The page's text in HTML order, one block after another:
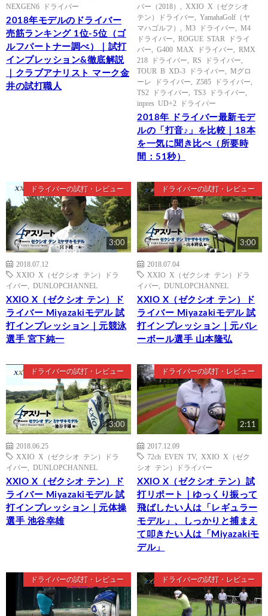
NEXGEN6 ドライバー
2018年モデルのドライバー
売筋ランキング 1位-5位（ゴ
ルフパートナー調べ）｜試打
インプレッション&徹底解説
｜クラブアナリスト マーク金
井の試打職人
バー（2018）
XXIO X（ゼクシオ
テン）ドライバー
YamahaGolf（ヤ
マハゴルフ）
M3 ドライバー
M4
ドライバー
ROGUE STAR ドライ
バー
G400 MAX ドライバー
RMX
218 ドライバー
RS ドライバー
TOUR B XD-3 ドライバー
Mグロ
ーレ ドライバー
Z585 ドライバー
TS2 ドライバー
TS3 ドライバー
inpres UD+2 ドライバー
2018年 ドライバー最新モデ
ルの「打音♪」を比較｜18本
を一気に聞き比べ（所要時
間：51秒）
ドライバーの試打・レビュー
3:00
2018.07.12
XXIO X（ゼクシオ テン）ドラ
イバー
DUNLOPCHANNEL
XXIO X（ゼクシオ テン）ド
ライバー Miyazakiモデル 試
打インプレッション｜元競泳
選手 宮下純一
ドライバーの試打・レビュー
3:00
2018.07.04
XXIO X（ゼクシオ テン）ドラ
イバー
DUNLOPCHANNEL
XXIO X（ゼクシオ テン）ド
ライバー Miyazakiモデル 試
打インプレッション｜元バレ
ーボール選手 山本隆弘
ドライバーの試打・レビュー
3:00
2018.06.25
XXIO X（ゼクシオ テン）ドラ
イバー
DUNLOPCHANNEL
XXIO X（ゼクシオ テン）ド
ライバー Miyazakiモデル 試
打インプレッション｜元体操
選手 池谷幸雄
ドライバーの試打・レビュー
2:11
2017.12.09
72ch EVEN TV, XXIO X（ゼク
シオ テン）ドライバー
XXIO X（ゼクシオ テン）試
打リポート｜ゆっくり振って
飛ばしたい人は「レギュラー
モデル」、しっかりと捕まえ
て叩きたい人は「Miyazakiモ
デル」
ドライバーの試打・レビュー ドライバーの試打・レビュー